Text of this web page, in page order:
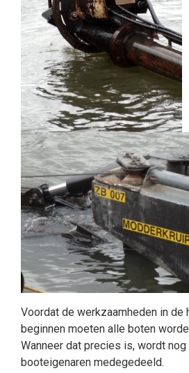
Voordat de werkzaamheden in de
beginnen moeten alle boten
Wanneer dat precies is, wordt nog
booteigenaren medegedeeld.